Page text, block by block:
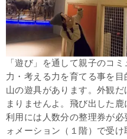
「遊び」を通して親子のコ
力・考える力を育てる事を
山の遊具があります。外観
まりませんよ。飛び出した
利用には人数分の整理券が
ォメーション（１階）で受け